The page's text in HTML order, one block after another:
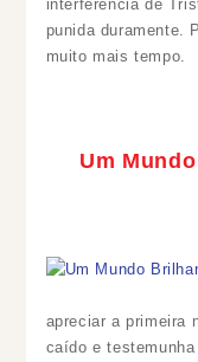
interferência de
punida duramente.
muito mais tempo.
Um
apreciar a primeira
caído e